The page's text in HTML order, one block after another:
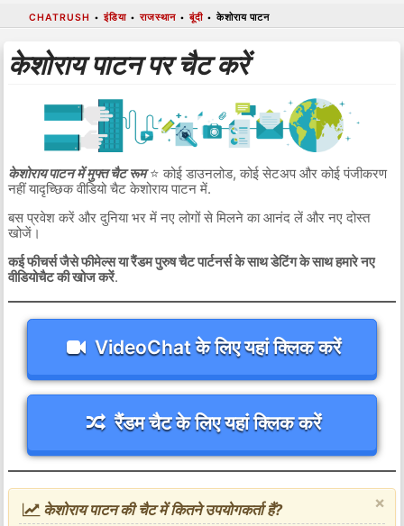
CHATRUSH •इंडिया•राजस्थान•बूंदी•केशोराय पाटन
केशोराय पाटन पर चैट करें
केशोराय पाटन में मुफ्त चैट रूम⭐ कोई डाउनलोड, कोई सेटअप और कोई पंजीकरण
नहीं यादृच्छिक वीडियो चैट केशोराय पाटन में.
बस प्रवेश करें और दुनिया भर में नए लोगों से मिलने का आनंद लें और नए दोस्त
खोजें।
कई फीचर्स जैसे फीमेल्स या रैंडम पुरुष चैट पार्टनर्स के साथ डेटिंग के साथ हमारे नए
वीडियोचैट की खोज करें.
VideoChat के लिए यहां क्लिक करें
रैंडम चैट के लिए यहां क्लिक करें
×
केशोराय पाटन की चैट में कितने उपयोगकर्ता हैं?